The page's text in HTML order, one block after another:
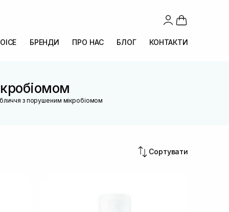
БРЕНДИ ПРО НАС БЛОГ КОНТАКТИ
з порушеним мікробіомом
Сортувати